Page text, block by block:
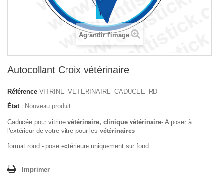
Agrandir l'image
Autocollant Croix vétérinaire
Référence VITRINE_VETERINAIRE_CADUCEE_RD
État : Nouveau produit
Caducée pour vitrine vétérinaire, clinique vétérinaire- A poser à
l'extérieur de votre vitre pour les vétérinaires
format rond - pose extérieure uniquement sur fond
Imprimer